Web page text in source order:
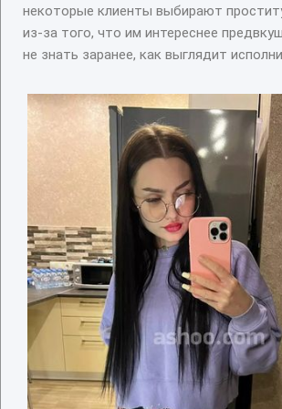
некоторые клиенты выбирают
из-за того, что им интереснее
не знать заранее, как выглядит